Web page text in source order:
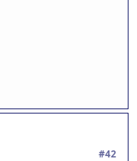
#42